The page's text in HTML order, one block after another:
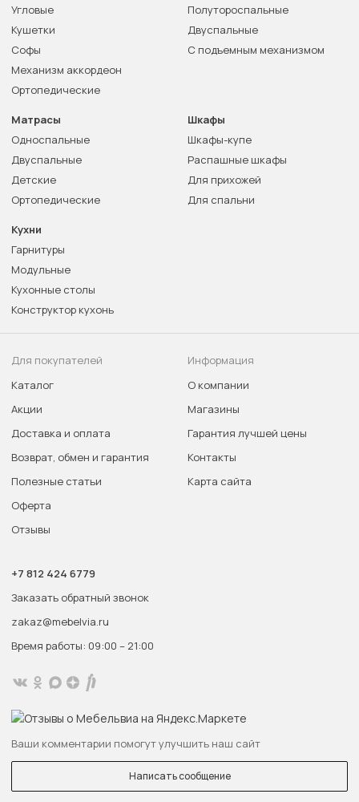
Угловые
Кушетки
Софы
Механизм аккордеон
Ортопедические
Полутороспальные
Двуспальные
С подъемным механизмом
Матрасы
Односпальные
Двуспальные
Детские
Ортопедические
Шкафы
Шкафы-купе
Распашные шкафы
Для прихожей
Для спальни
Кухни
Гарнитуры
Модульные
Кухонные столы
Конструктор кухонь
Для покупателей
Каталог
Акции
Доставка и оплата
Возврат, обмен и гарантия
Полезные статьи
Оферта
Отзывы
Информация
О компании
Магазины
Гарантия лучшей цены
Контакты
Карта сайта
+7 812 424 6779
Заказать обратный звонок
zakaz@mebelvia.ru
Время работы: 09:00 – 21:00
Ваши комментарии помогут улучшить наш сайт
Написать сообщение